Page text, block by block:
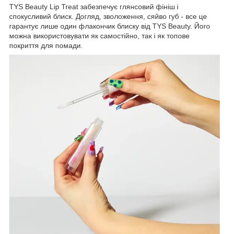
TYS Beauty Lip Treat забезпечує глянсовий фініш і
спокусливий блиск. Догляд, зволоження, сяйво губ - все це
гарантує лише один флакончик блиску від TYS Beauty. Його
можна використовувати як самостійно, так і як топове
покриття для помади.